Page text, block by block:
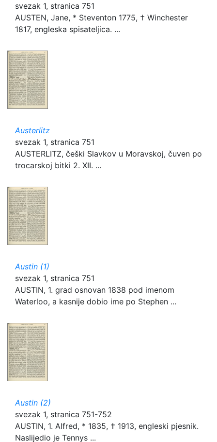
svezak 1, stranica 751
AUSTEN, Jane, * Steventon 1775, † Winchester
1817, engleska spisateljica. ...
Austerlitz
svezak 1, stranica 751
AUSTERLITZ, češki Slavkov u Moravskoj, čuven po
trocarskoj bitki 2. XII. ...
Austin (1)
svezak 1, stranica 751
AUSTIN, 1. grad osnovan 1838 pod imenom
Waterloo, a kasnije dobio ime po Stephen ...
Austin (2)
svezak 1, stranica 751-752
AUSTIN, 1. Alfred, * 1835, † 1913, engleski pjesnik.
Naslijedio je Tennys ...